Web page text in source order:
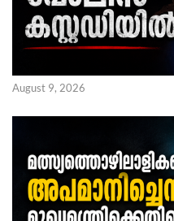
August 9, 2026